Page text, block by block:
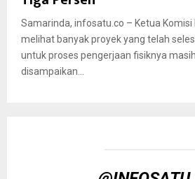
Samarinda, infosatu.co – Ketua Komisi
melihat banyak proyek yang telah
untuk proses pengerjaan fisiknya
disampaikan...